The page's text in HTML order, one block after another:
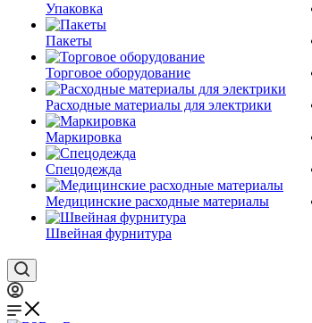
Упаковка
Пакеты
Торговое оборудование
Расходные материалы для электрики
Маркировка
Спецодежда
Медицинские расходные материалы
Швейная фурнитура